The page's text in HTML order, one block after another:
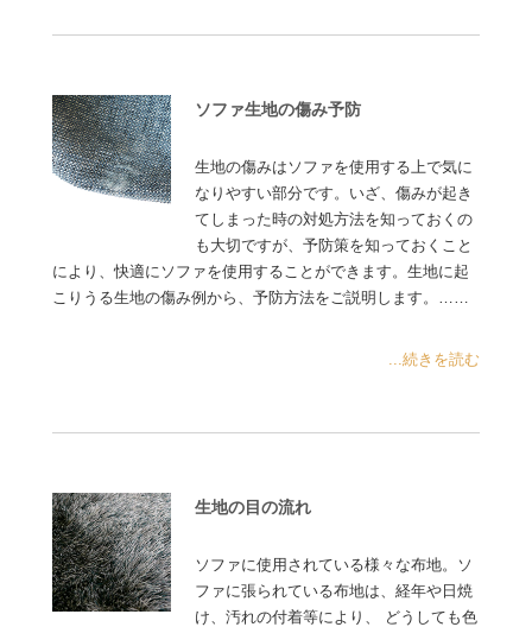
ソファ生地の傷み予防
生地の傷みはソファを使用する上で気に
なりやすい部分です。いざ、傷みが起き
てしまった時の対処方法を知っておくの
も大切ですが、予防策を知っておくこと
により、快適にソファを使用することができます。生地に起
こりうる生地の傷み例から、予防方法をご説明します。……
...続きを読む
生地の目の流れ
ソファに使用されている様々な布地。ソ
ファに張られている布地は、経年や日焼
け、汚れの付着等により、 どうしても色